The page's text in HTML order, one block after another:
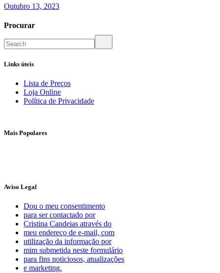
Outubro 13, 2023
Procurar
Links úteis
Lista de Preços
Loja Online
Política de Privacidade
Mais Populares
Aviso Legal
Dou o meu consentimento
para ser contactado por
Cristina Candeias através do
meu endereço de e-mail, com
utilização da informação por
mim submetida neste formulário
para fins noticiosos, atualizações
e marketing.